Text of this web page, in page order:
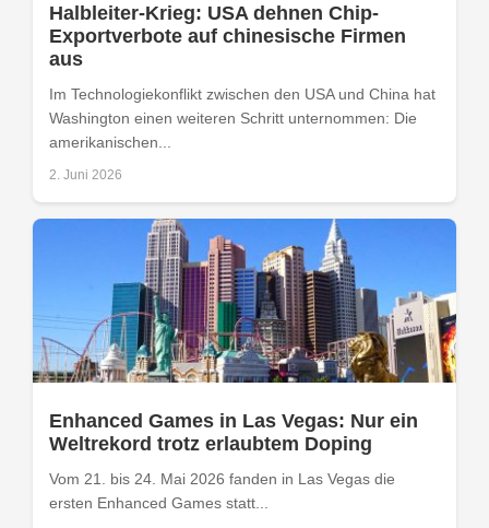
Halbleiter-Krieg: USA dehnen Chip-
Exportverbote auf chinesische Firmen
aus
Im Technologiekonflikt zwischen den USA und China hat
Washington einen weiteren Schritt unternommen: Die
amerikanischen...
2. Juni 2026
Enhanced Games in Las Vegas: Nur ein
Weltrekord trotz erlaubtem Doping
Vom 21. bis 24. Mai 2026 fanden in Las Vegas die
ersten Enhanced Games statt...